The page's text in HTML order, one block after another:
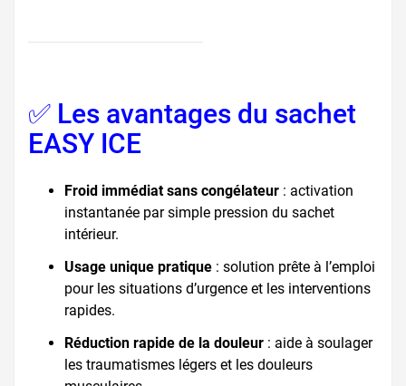
✅ Les avantages du sachet
EASY ICE
Froid immédiat sans congélateur : activation
instantanée par simple pression du sachet
intérieur.
Usage unique pratique : solution prête à l’emploi
pour les situations d’urgence et les interventions
rapides.
Réduction rapide de la douleur : aide à soulager
les traumatismes légers et les douleurs